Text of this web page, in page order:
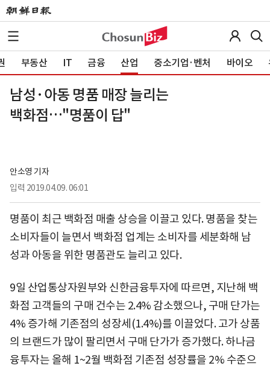
부동산 IT 금융 산업 중소기업·벤처 바이오
남성·아동 명품 매장 늘리는
백화점…"명품이 답"
안소영 기자
입력 2019.04.09. 06:01
명품이 최근 백화점 매출 상승을 이끌고 있다. 명품을 찾는
소비자들이 늘면서 백화점 업계는 소비자를 세분화해 남
성과 아동을 위한 명품관도 늘리고 있다.
9일 산업통상자원부와 신한금융투자에 따르면, 지난해 백
화점 고객들의 구매 건수는 2.4% 감소했으나, 구매 단가는
4% 증가해 기존점의 성장세(1.4%)를 이끌었다. 고가 상품
의 브랜드가 많이 팔리면서 구매 단가가 증가했다. 하나금
융투자는 올해 1~2월 백화점 기존점 성장률을 2% 수준으